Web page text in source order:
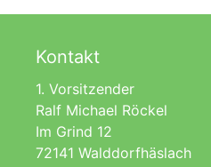
Kontakt
1. Vorsitzender
Ralf Michael Röckel
Im Grind 12
72141 Walddorfhäslach